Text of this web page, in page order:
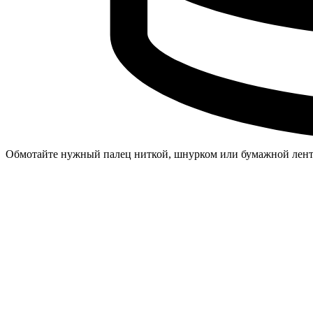
Обмотайте нужный палец ниткой, шнурком или бумажной